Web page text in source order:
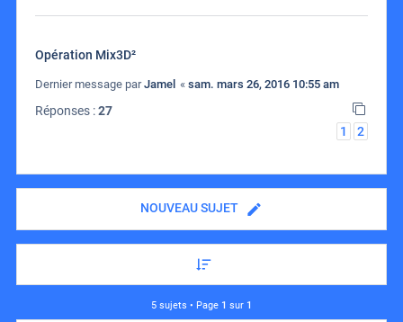
Opération Mix3D²
Dernier message parJamel « sam. mars 26, 2016 10:55 am
Réponses :27
1
2
NOUVEAU SUJET
5 sujets • Page 1 sur 1